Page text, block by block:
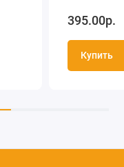
395.00р.
Купить